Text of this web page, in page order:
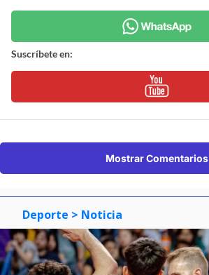
Suscríbete en:
Mostrar Comentarios
Deporte > Noticia